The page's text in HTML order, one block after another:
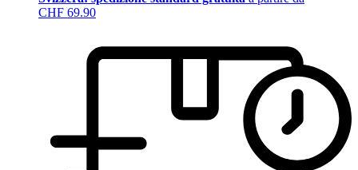
CHF 69.90